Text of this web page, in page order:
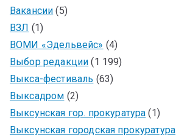
Вакансии (5)
ВЗЛ (1)
ВОМИ «Эдельвейс» (4)
Выбор редакции (1 199)
Выкса-фестиваль (63)
Выксадром (2)
Выксунская гор. прокуратура (1)
Выксунская городская прокуратура